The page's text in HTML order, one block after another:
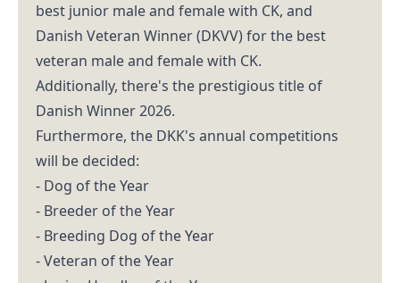
best junior male and female with CK, and
Danish Veteran Winner (DKVV) for the best
veteran male and female with CK.
Additionally, there's the prestigious title of
Danish Winner 2026.
Furthermore, the DKK's annual competitions
will be decided:
- Dog of the Year
- Breeder of the Year
- Breeding Dog of the Year
- Veteran of the Year